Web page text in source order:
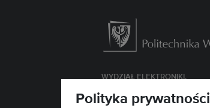
WYDZIAŁ ELEKTRONIKI,
ul. Janiszewskiego 11/17
Polityka prywatności